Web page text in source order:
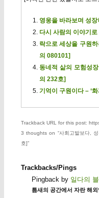
영웅을 바라보며 성
다시 사람의 이야기
락으로 세상을 구원
의 080101]
동네적 삶의 모험성
의 232호]
기억이 구원이다 – ‘
Trackback URL for this post:
3 thoughts on “사회고발보다,
호]”
Trackbacks/Pings
Pingback by 일다의
틈새의 공간에서 자란 해